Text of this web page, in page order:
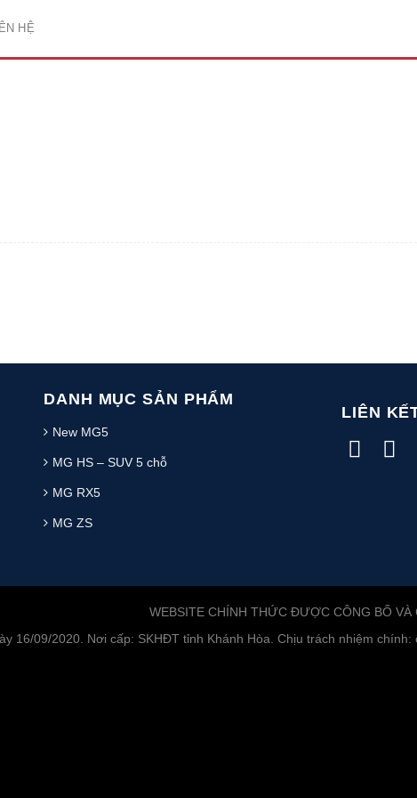
HỆ
DANH MỤC SẢN PHẨM
New MG5
MG HS – SUV 5 chỗ
MG RX5
MG ZS
LIÊN
WEBSITE CHÍNH THỨC ĐƯỢC CÔNG BỐ
16/09/2020. Nơi cấp: SKHĐT tỉnh Khánh Hòa. Chịu trách nhiệm chính: